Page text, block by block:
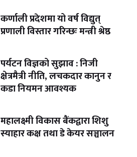
कर्णाली प्रदेशमा यो वर्ष विद्युत्
प्रणाली विस्तार गरिन्छः मन्त्री श्रेष्ठ
पर्यटन विज्ञको सुझाव : निजी
क्षेत्रमैत्री नीति, लचकदार कानुन र
कडा नियमन आवश्यक
महालक्ष्मी विकास बैंकद्वारा शिशु
स्याहार कक्ष तथा डे केयर सञ्चालन